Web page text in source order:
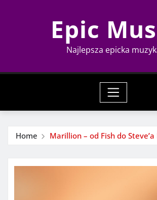
Epic
Najlepsza epicka
Home Marillion – od Fish do